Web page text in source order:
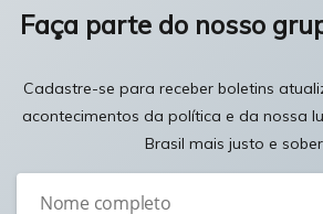
Faça parte do nosso
Cadastre-se para receber boletins
acontecimentos da política e da nossa
Brasil mais justo e